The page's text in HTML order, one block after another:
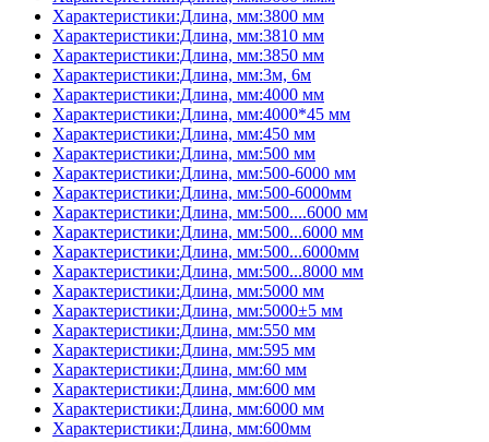
Характеристики:Длина, мм:3800 мм
Характеристики:Длина, мм:3810 мм
Характеристики:Длина, мм:3850 мм
Характеристики:Длина, мм:3м, 6м
Характеристики:Длина, мм:4000 мм
Характеристики:Длина, мм:4000*45 мм
Характеристики:Длина, мм:450 мм
Характеристики:Длина, мм:500 мм
Характеристики:Длина, мм:500-6000 мм
Характеристики:Длина, мм:500-6000мм
Характеристики:Длина, мм:500....6000 мм
Характеристики:Длина, мм:500...6000 мм
Характеристики:Длина, мм:500...6000мм
Характеристики:Длина, мм:500...8000 мм
Характеристики:Длина, мм:5000 мм
Характеристики:Длина, мм:5000±5 мм
Характеристики:Длина, мм:550 мм
Характеристики:Длина, мм:595 мм
Характеристики:Длина, мм:60 мм
Характеристики:Длина, мм:600 мм
Характеристики:Длина, мм:6000 мм
Характеристики:Длина, мм:600мм